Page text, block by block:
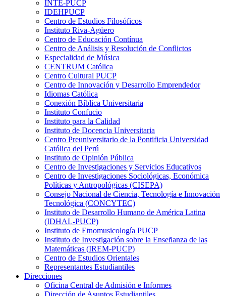
INTE-PUCP
IDEHPUCP
Centro de Estudios Filosóficos
Instituto Riva-Agüero
Centro de Educación Contínua
Centro de Análisis y Resolución de Conflictos
Especialidad de Música
CENTRUM Católica
Centro Cultural PUCP
Centro de Innovación y Desarrollo Emprendedor
Idiomas Católica
Conexión Bíblica Universitaria
Instituto Confucio
Instituto para la Calidad
Instituto de Docencia Universitaria
Centro Preuniversitario de la Pontificia Universidad
Católica del Perú
Instituto de Opinión Pública
Centro de Investigaciones y Servicios Educativos
Centro de Investigaciones Sociológicas, Económica
Políticas y Antropológicas (CISEPA)
Consejo Nacional de Ciencia, Tecnología e Innovación
Tecnológica (CONCYTEC)
Instituto de Desarrollo Humano de América Latina
(IDHAL-PUCP)
Instituto de Etnomusicología PUCP
Instituto de Investigación sobre la Enseñanza de las
Matemáticas (IREM-PUCP)
Centro de Estudios Orientales
Representantes Estudiantiles
Direcciones
Oficina Central de Admisión e Informes
Dirección de Asuntos Estudiantiles